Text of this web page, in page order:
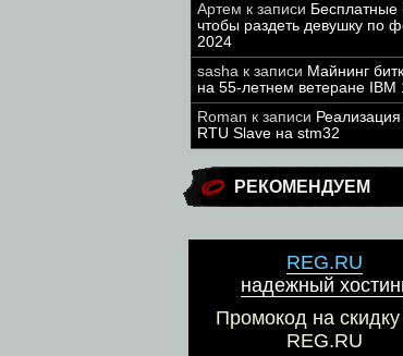
Артем к записи Бесплатные
чтобы раздеть девушку по
2024
sasha к записи Майнинг
на 55-летнем ветеране IBM
Roman к записи
RTU Slave на stm32
РЕКОМЕНДУЕМ
REG.RU
надежный
Промокод на
REG.RU